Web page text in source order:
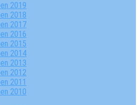
2019
2018
2017
2016
2015
2014
2013
2012
2011
2010